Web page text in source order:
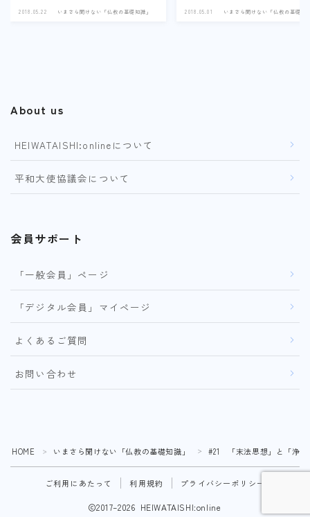
2018.05.22 いまさら聞けない「仏教の基礎知識」 2018.05.01 いまさら聞けない「仏教の基礎知
About us
HEIWATAISHI:onlineについて
平和大使協議会について
会員サポート
「一般会員」ページ
「デジタル会員」マイページ
よくあるご質問
お問い合わせ
HOME ＞ いまさら聞けない「仏教の基礎知識」 ＞ #21 「末法思想」と「浄土
ご利用にあたって 利用規約 プライバシーポリシー
2017–2026 HEIWATAISHI:online